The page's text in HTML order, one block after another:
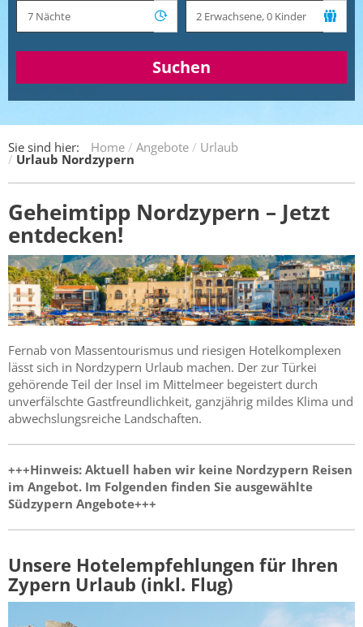
Suchen
Sie sind hier: Home Angebote Urlaub
Urlaub Nordzypern
Geheimtipp Nordzypern – Jetzt
entdecken!
Fernab von Massentourismus und riesigen Hotelkomplexen
lässt sich in Nordzypern Urlaub machen. Der zur Türkei
gehörende Teil der Insel im Mittelmeer begeistert durch
unverfälschte Gastfreundlichkeit, ganzjährig mildes Klima und
abwechslungsreiche Landschaften.
+++Hinweis: Aktuell haben wir keine Nordzypern Reisen
im Angebot. Im Folgenden finden Sie ausgewählte
Südzypern Angebote+++
Unsere Hotelempfehlungen für Ihren
Zypern Urlaub (inkl. Flug)